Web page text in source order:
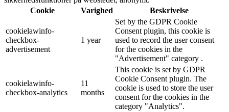
Cookie
Varighed Beskrivelse
cookielawinfo-
checkbox-
advertisement
1 year
Set by the GDPR Cookie
Consent plugin, this cookie is
used to record the user consent
for the cookies in the
"Advertisement" category .
cookielawinfo-
checkbox-analytics
11
months
This cookie is set by GDPR
Cookie Consent plugin. The
cookie is used to store the user
consent for the cookies in the
category "Analytics".